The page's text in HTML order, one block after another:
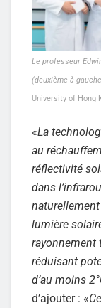
Le professeur
(deuxième à
University of Hong
«La
au
réflectivité
dans
lumière
rayonnement
réduisant
d’au moins
d’ajouter : «